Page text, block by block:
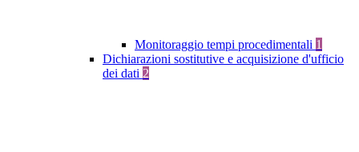
Monitoraggio tempi procedimentali 1
Dichiarazioni sostitutive e acquisizione d'ufficio
dei dati 2